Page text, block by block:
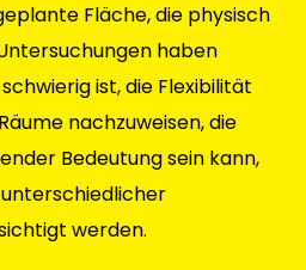
Fläche, die physisch
haben
ist, die Flexibilität
nachzuweisen, die
Bedeutung sein kann,
werden.